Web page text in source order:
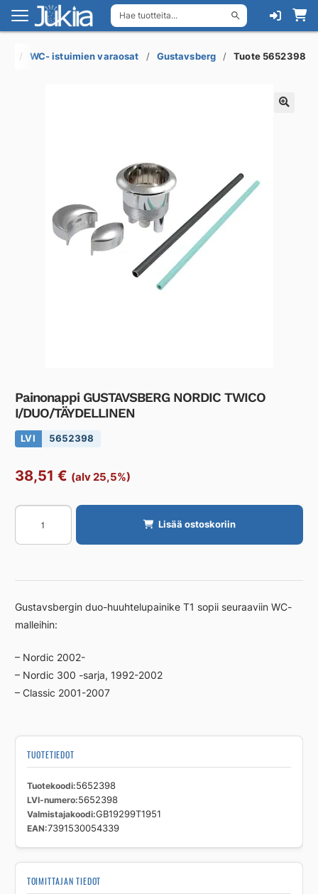
Hae tuotteita...
Siirry
navigointiin
Siirry
sisältöön
WC- istuimien varaosat Gustavsberg Tuote 5652398
Painonappi GUSTAVSBERG NORDIC TWICO
I/DUO/TÄYDELLINEN
LVI 5652398
38,51 € (alv 25,5%)
Painonappi
GUSTAVSBERG
NORDIC
I/DUO/TÄYDELLINEN
Lisää ostoskoriin
Gustavsbergin duo-huuhtelupainike T1 sopii seuraaviin WC-
malleihin:
– Nordic 2002-
– Nordic 300 -sarja, 1992-2002
– Classic 2001-2007
TUOTETIEDOT
Tuotekoodi 5652398
LVI-numero 5652398
Valmistajakoodi GB19299T1951
EAN 7391530054339
TOIMITTAJAN TIEDOT